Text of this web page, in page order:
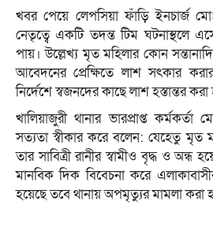
খবর পেয়ে লেপসিয়া ফাঁড়ি ইনচার্জ
নেতৃত্বে একটি তদন্ত টিম ঘটনাস্থলে
পায়। উল্লেখ্য মৃত মহিলার কোন
আবেদনের প্রেক্ষিতে লাশ সৎকার
নির্দেশে স্বজনদের কাছে লাশ হস্তান্তর
খালিয়াজুরী থানার ভারপ্রাপ্ত
সত্যতা স্বীকার করে বলেন: যেহেতু মৃত
তার সাবিত্রী রানীর স্বামীও বৃদ্ধ ও অন্ধ
মানবিক দিক বিবেচনা করে
হয়েছে তবে থানায় অপমৃত্যুর মামলা করা